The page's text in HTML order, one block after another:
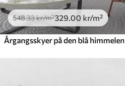
548.33kr/m²329.00 kr/m²
Årgangsskyer på den blå himmelen